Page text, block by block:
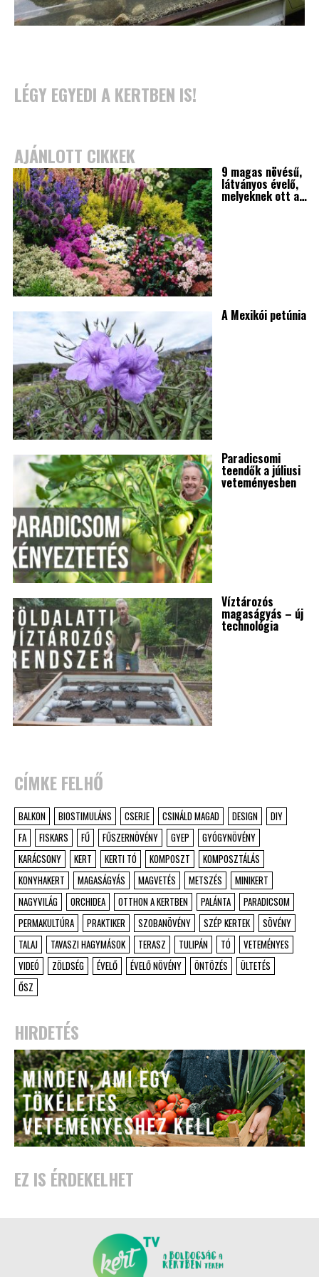
LÉGY EGYEDI A KERTBEN IS!
AJÁNLOTT CIKKEK
9 magas növésű,
látványos évelő,
melyeknek ott a…
A Mexikói petúnia
Paradicsomi
teendők a júliusi
veteményesben
Víztározós
magaságyás – új
technológia
CÍMKE FELHŐ
BALKON BIOSTIMULÁNS CSERJE CSINÁLD MAGAD DESIGN
DIY
FA
FISKARS FŰ FŰSZERNÖVÉNY GYEP
GYÓGYNÖVÉNY
KARÁCSONY
KERT KERTI TÓ KOMPOSZT
KOMPOSZTÁLÁS
KONYHAKERT
MAGASÁGYÁS MAGVETÉS METSZÉS
MINIKERT
NAGYVILÁG
ORCHIDEA OTTHON A KERTBEN PALÁNTA
PARADICSOM
PERMAKULTÚRA
PRAKTIKER SZOBANÖVÉNY SZÉP KERTEK
SÖVÉNY
TALAJ
TAVASZI HAGYMÁSOK TERASZ TULIPÁN TÓ
VETEMÉNYES
VIDEÓ
ZÖLDSÉG ÉVELŐ ÉVELŐ NÖVÉNY ÖNTÖZÉS
ÜLTETÉS
ŐSZ
HIRDETÉS
EZ IS ÉRDEKELHET